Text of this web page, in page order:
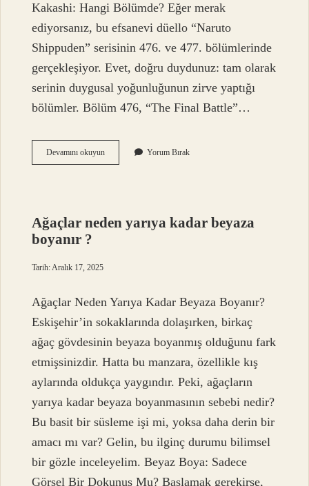
Kakashi: Hangi Bölümde? Eğer merak
ediyorsanız, bu efsanevi düello “Naruto
Shippuden” serisinin 476. ve 477. bölümlerinde
gerçekleşiyor. Evet, doğru duydunuz: tam olarak
serinin duygusal yoğunluğunun zirve yaptığı
bölümler. Bölüm 476, “The Final Battle”…
Devamını okuyunKaktüse
şekerli
Yorum Bırak
Ağaçlar neden yarıya kadar beyaza
boyanır ?
Tarih: Aralık 17, 2025
Ağaçlar Neden Yarıya Kadar Beyaza Boyanır?
Eskişehir’in sokaklarında dolaşırken, birkaç
ağaç gövdesinin beyaza boyanmış olduğunu fark
etmişsinizdir. Hatta bu manzara, özellikle kış
aylarında oldukça yaygındır. Peki, ağaçların
yarıya kadar beyaza boyanmasının sebebi nedir?
Bu basit bir süsleme işi mi, yoksa daha derin bir
amacı mı var? Gelin, bu ilginç durumu bilimsel
bir gözle inceleyelim. Beyaz Boya: Sadece
Görsel Bir Dokunuş Mu? Başlamak gerekirse,